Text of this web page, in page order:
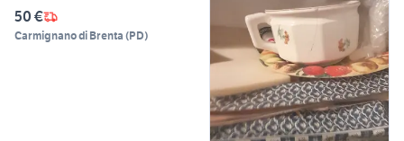
50 €
Carmignano di Brenta (PD)